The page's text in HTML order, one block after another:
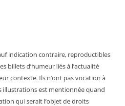
indication contraire, reproductibles
billets d’humeur liés à l’actualité
contexte. Ils n’ont pas vocation à
illustrations est mentionnée quand
qui serait l’objet de droits